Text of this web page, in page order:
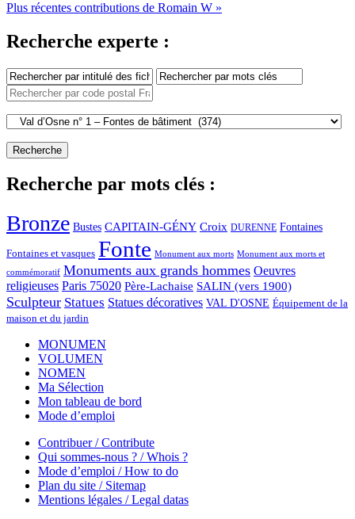
Plus récentes contributions de Romain W »
Recherche experte :
Recherche par mots clés :
Bronze Bustes CAPITAIN-GÉNY Croix DURENNE Fontaines
Fontaines et vasques Fonte Monument aux morts Monument aux morts et
commémoratif Monuments aux grands hommes Oeuvres
religieuses Paris 75020 Père-Lachaise SALIN (vers 1900)
Sculpteur Statues Statues décoratives VAL D'OSNE Équipement de la
maison et du jardin
MONUMEN
VOLUMEN
NOMEN
Ma Sélection
Mon tableau de bord
Mode d’emploi
Contribuer / Contribute
Qui sommes-nous ? / Whois ?
Mode d’emploi / How to do
Plan du site / Sitemap
Mentions légales / Legal datas